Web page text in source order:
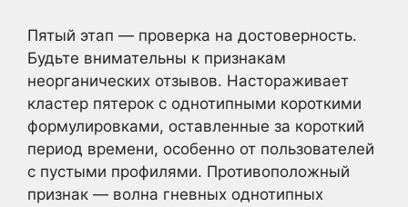
Пятый этап — проверка на достоверность.
Будьте внимательны к признакам
неорганических отзывов. Настораживает
кластер пятерок с однотипными короткими
формулировками, оставленные за короткий
период времени, особенно от пользователей
с пустыми профилями. Противоположный
признак — волна гневных однотипных